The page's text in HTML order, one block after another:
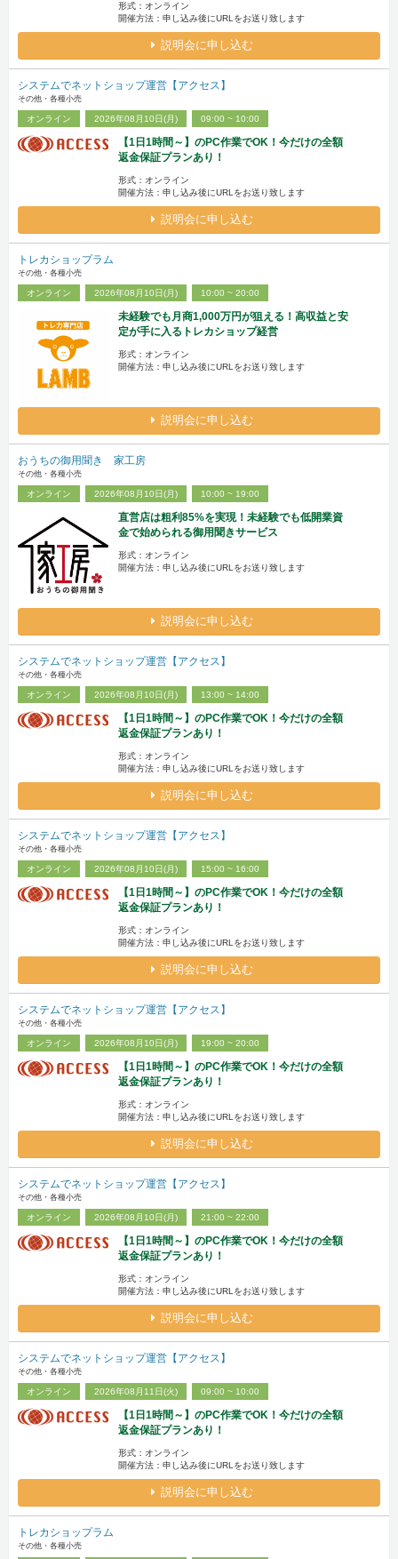
形式：オンライン
開催方法：申し込み後にURLをお送り致します
説明会に申し込む
システムでネットショップ運営【アクセス】
その他・各種小売
オンライン 2026年08月10日(月) 09:00 ~ 10:00
【1日1時間～】のPC作業でOK！今だけの全額
返金保証プランあり！
形式：オンライン
開催方法：申し込み後にURLをお送り致します
説明会に申し込む
トレカショップラム
その他・各種小売
オンライン 2026年08月10日(月) 10:00 ~ 20:00
未経験でも月商1,000万円が狙える！高収益と安
定が手に入るトレカショップ経営
形式：オンライン
開催方法：申し込み後にURLをお送り致します
説明会に申し込む
おうちの御用聞き 家工房
その他・各種小売
オンライン 2026年08月10日(月) 10:00 ~ 19:00
直営店は粗利85%を実現！未経験でも低開業資
金で始められる御用聞きサービス
形式：オンライン
開催方法：申し込み後にURLをお送り致します
説明会に申し込む
システムでネットショップ運営【アクセス】
その他・各種小売
オンライン 2026年08月10日(月) 13:00 ~ 14:00
【1日1時間～】のPC作業でOK！今だけの全額
返金保証プランあり！
形式：オンライン
開催方法：申し込み後にURLをお送り致します
説明会に申し込む
システムでネットショップ運営【アクセス】
その他・各種小売
オンライン 2026年08月10日(月) 15:00 ~ 16:00
【1日1時間～】のPC作業でOK！今だけの全額
返金保証プランあり！
形式：オンライン
開催方法：申し込み後にURLをお送り致します
説明会に申し込む
システムでネットショップ運営【アクセス】
その他・各種小売
オンライン 2026年08月10日(月) 19:00 ~ 20:00
【1日1時間～】のPC作業でOK！今だけの全額
返金保証プランあり！
形式：オンライン
開催方法：申し込み後にURLをお送り致します
説明会に申し込む
システムでネットショップ運営【アクセス】
その他・各種小売
オンライン 2026年08月10日(月) 21:00 ~ 22:00
【1日1時間～】のPC作業でOK！今だけの全額
返金保証プランあり！
形式：オンライン
開催方法：申し込み後にURLをお送り致します
説明会に申し込む
システムでネットショップ運営【アクセス】
その他・各種小売
オンライン 2026年08月11日(火) 09:00 ~ 10:00
【1日1時間～】のPC作業でOK！今だけの全額
返金保証プランあり！
形式：オンライン
開催方法：申し込み後にURLをお送り致します
説明会に申し込む
トレカショップラム
その他・各種小売